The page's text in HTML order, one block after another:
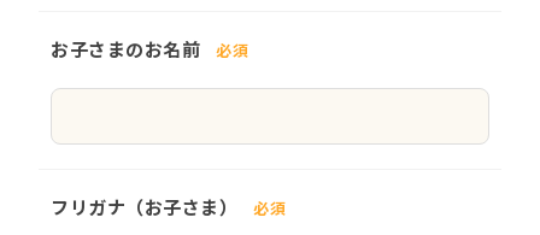
お子さまのお名前 必須
フリガナ（お子さま） 必須